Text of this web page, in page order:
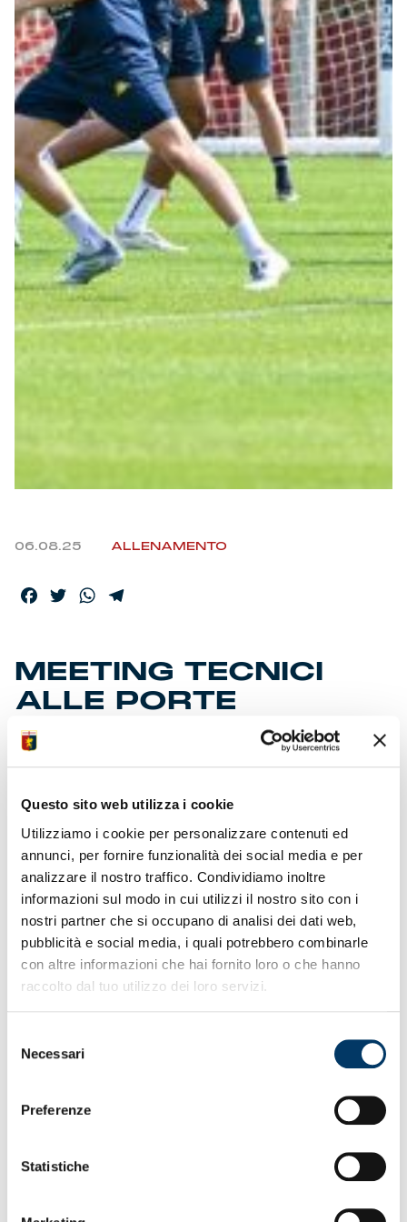
Questo sito web utilizza i cookie
Utilizziamo i cookie per personalizzare contenuti ed
annunci, per fornire funzionalità dei social media e per
analizzare il nostro traffico. Condividiamo inoltre
informazioni sul modo in cui utilizzi il nostro sito con i
nostri partner che si occupano di analisi dei dati web,
pubblicità e social media, i quali potrebbero combinarle
con altre informazioni che hai fornito loro o che hanno
raccolto dal tuo utilizzo dei loro servizi.
delNecessari
Preferenze
Statistiche
Summer Sale
Mare
Accessori
Party
Outlet
Helan x Genoa
Isolani x Genoa
Gift Card Online Store
06.08.25 ALLENAMENTO
Facebook
TwitterWhatsApp
MEETING TECNICI
ALLE PORTE
Vieira e staff approfondiscono le istruzioni didattiche
in sala video
percorso di crescita
Riscontri positivi sulle condizioni generali del
gruppo in attività
Sabato altra amichevole internazionale si gioca
oltralpe a Rennes
Biglietti per genoani acquistabili alle biglietterie
‘Stade de Rennes”
Investimenti su profili italiani ed esteri per
intercettare giovani talenti
Su My Genoa altri contenuti esclusivi in arrivo per
iscriversi QUI
ufficiale da nuove maglie a nuove
collezioni ‘25/26
Under 20M sabato amichevole al ‘Piola’ con Pro